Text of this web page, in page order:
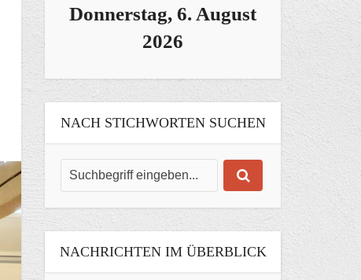
Donnerstag, 6. August
2026
NACH STICHWORTEN SUCHEN
NACHRICHTEN IM ÜBERBLICK